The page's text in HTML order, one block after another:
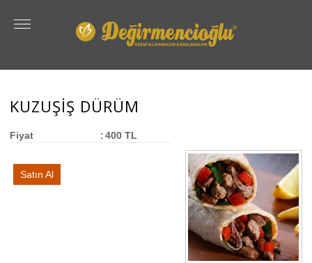
KUZUŞİŞ DÜRÜM
Fiyat : 400 TL
Satın Al